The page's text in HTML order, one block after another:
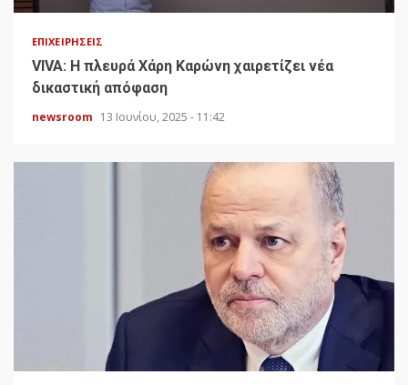
ΕΠΙΧΕΙΡΉΣΕΙΣ
VIVA: Η πλευρά Χάρη Καρώνη χαιρετίζει νέα
δικαστική απόφαση
newsroom 13 Ιουνίου, 2025 - 11:42